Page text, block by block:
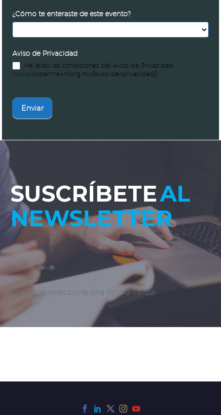
¿Cómo te enteraste de este evento?
Aviso de Privacidad
He leído las condiciones del Aviso de Privacidad
(www.coparmexnl.org.mx/aviso-de-privacidad/)
Enviar
SUSCRÍBETEAL
NEWSLETTER
Por favor, seleccione una forma válida